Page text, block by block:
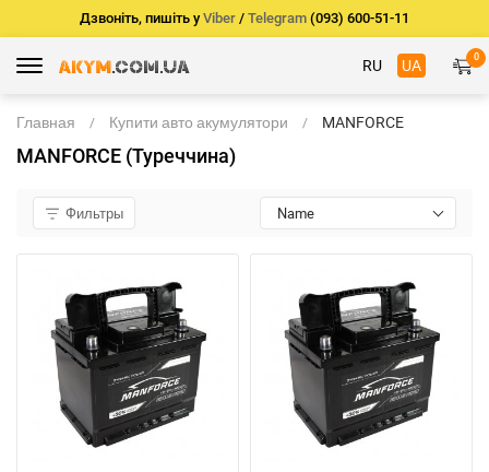
Дзвоніть, пишіть у Viber / Telegram (093) 600-51-11
RU UA 0
Главная Купити авто акумулятори
MANFORCE
MANFORCE (Туреччина)
Фильтры Name